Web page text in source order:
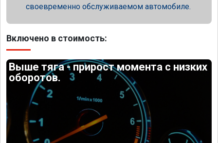
своевременно обслуживаемом автомобиле.
Включено в стоимость:
Выше тяга - прирост момента с низких
оборотов.